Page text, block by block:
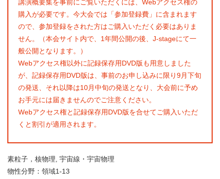
講演概要集を事前にご覧いただくには、Webアクセス権の
購入が必要です。今大会では「参加登録費」に含まれます
ので、参加登録をされた方はご購入いただく必要はありま
せん。（本会サイト内で、1年間公開の後、J-stageにて一
般公開となります。）
Webアクセス権以外に記録保存用DVD版も用意しました
が、記録保存用DVD版は、事前のお申し込みに限り9月下旬
の発送、それ以降は10月中旬の発送となり、大会前に予め
お手元には届きませんのでご注意ください。
Webアクセス権と記録保存用DVD版を合せてご購入いただ
くと割引が適用されます。
素粒子，核物理, 宇宙線・宇宙物理
物性分野：領域1-13